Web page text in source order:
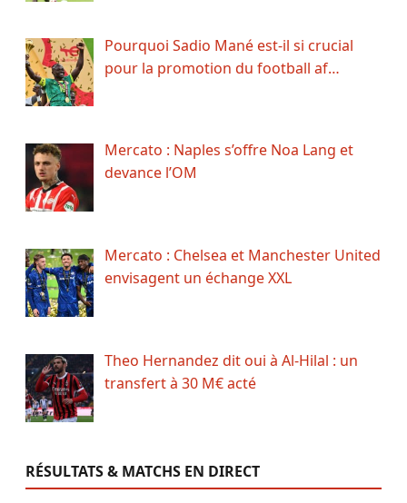
Pourquoi Sadio Mané est-il si crucial
pour la promotion du football af…
Mercato : Naples s’offre Noa Lang et
devance l’OM
Mercato : Chelsea et Manchester United
envisagent un échange XXL
Theo Hernandez dit oui à Al-Hilal : un
transfert à 30 M€ acté
RÉSULTATS & MATCHS EN DIRECT